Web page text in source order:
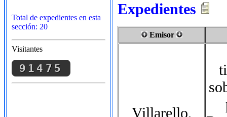
Total de expedientes en esta
sección: 20
Visitantes
91475
Expedientes
Emisor
Villarello,